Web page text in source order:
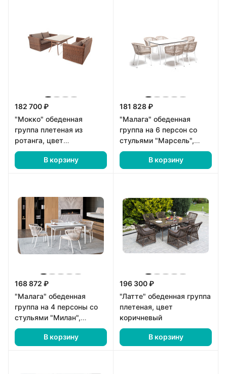
182 700 ₽
"Мокко" обеденная
группа плетеная из
ротанга, цвет
коричневый
В корзину
181 828 ₽
"Малага" обеденная
группа на 6 персон со
стульями "Марсель",
каркас белый, роуп
бежевыйВ корзину
168 872 ₽
"Малага" обеденная
группа на 4 персоны со
стульями "Милан",
каркас белый, роуп
бежевыйВ корзину
196 300 ₽
"Латте" обеденная группа
плетеная, цвет
коричневый
В корзину